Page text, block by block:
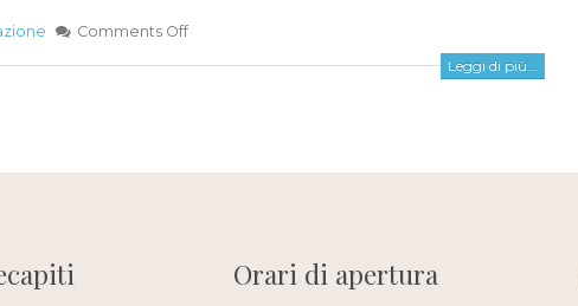
Comments Off
Leggi di più...
Orari di apertura